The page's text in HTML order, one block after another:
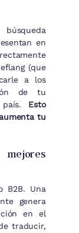
en
(que
a los
de tu
Esto
tu
B2B. Una
genera
en el
traducir,